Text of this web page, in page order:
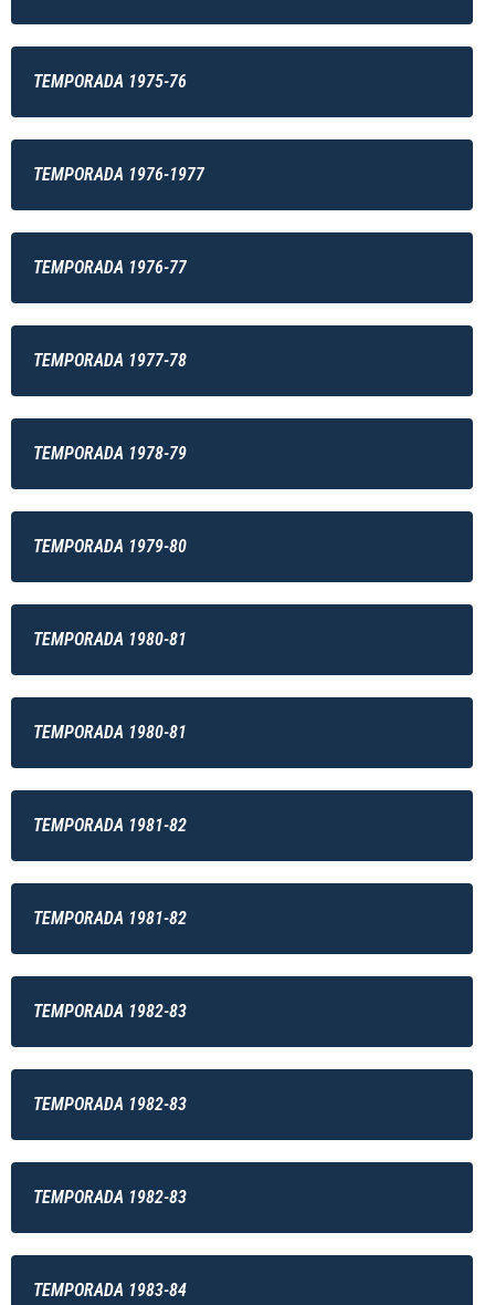
TEMPORADA 1975-76
TEMPORADA 1976-1977
TEMPORADA 1976-77
TEMPORADA 1977-78
TEMPORADA 1978-79
TEMPORADA 1979-80
TEMPORADA 1980-81
TEMPORADA 1980-81
TEMPORADA 1981-82
TEMPORADA 1981-82
TEMPORADA 1982-83
TEMPORADA 1982-83
TEMPORADA 1982-83
TEMPORADA 1983-84